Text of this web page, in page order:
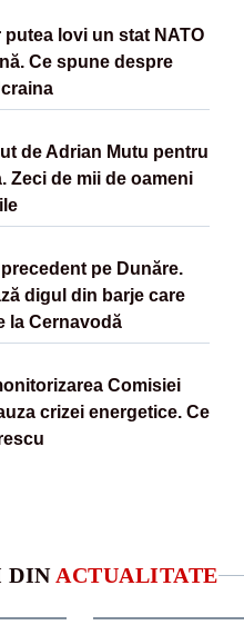
lovi un stat NATO
Ce spune despre
de Adrian Mutu pentru
Zeci de mii de oameni
pe Dunăre.
digul din barje care
la Cernavodă
Comisiei
crizei energetice. Ce
DIN ACTUALITATE